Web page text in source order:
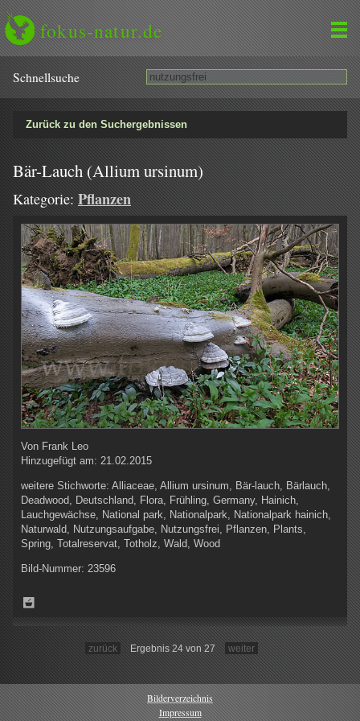
fokus-natur.de
Schnell­suche
Zurück zu den Suchergebnissen
Bär-Lauch (Allium ursinum)
Kategorie: Pflanzen
Von Frank Leo
Hinzugefügt am: 21.02.2015
weitere Stichworte: Alliaceae, Allium ursinum, Bär-lauch, Bärlauch,
Deadwood, Deutschland, Flora, Frühling, Germany, Hainich,
Lauchgewächse, National park, Nationalpark, Nationalpark hainich,
Naturwald, Nutzungsaufgabe, Nutzungsfrei, Pflanzen, Plants,
Spring, Totalreservat, Totholz, Wald, Wood
Bild-Nummer: 23596
zurück Ergebnis 24 von 27 weiter
Bilderverzeichnis
Impressum